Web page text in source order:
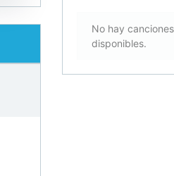
No hay
disponibles.